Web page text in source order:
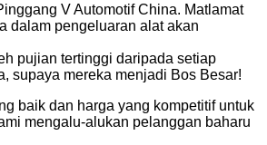
V Automotif China. Matlamat
dalam pengeluaran alat akan
pujian tertinggi daripada setiap
supaya mereka menjadi Bos Besar!
baik dan harga yang kompetitif untuk
mengalu-alukan pelanggan baharu